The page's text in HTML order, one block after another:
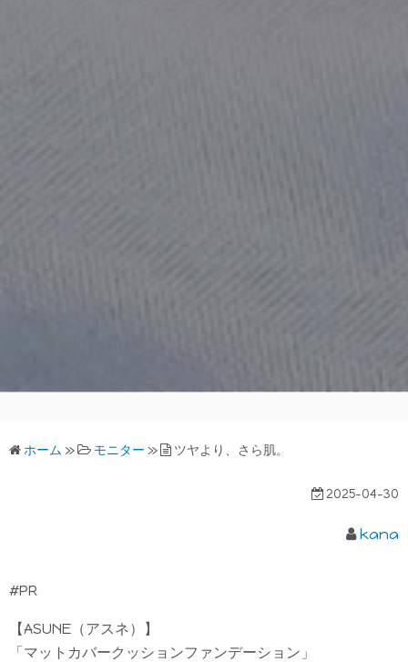
ホーム » モニター » ツヤより、さら肌。
2025-04-30
kana
#PR
【ASUNE（アスネ）】
「マットカバークッションファンデーション」